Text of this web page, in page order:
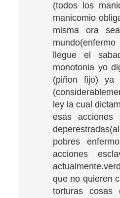
(todos los
manicomio
misma ora
llegue el
monotonia yo
(piñon fijo) ya
ley la cual
esas acciones
pobres
acciones
que no quieren
torturas